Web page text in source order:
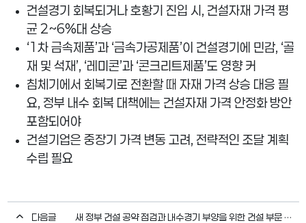
건설경기 회복되거나 호황기 진입 시, 건설자재 가격 평
균 2~6%대 상승
‘1 차 금속제품’과‘금속가공제품’이 건설경기에 민감, ‘골
재 및 석재’, ‘레미콘’과‘콘크리트제품’도 영향 커
침체기에서 회복기로 전환할 때 자재 가격 상승 대응 필
요, 정부 내수 회복 대책에는 건설자재 가격 안정화 방안
포함되어야
건설기업은 중장기 가격 변동 고려, 전략적인 조달 계획
수립 필요
다음글 새 정부 건설 공약 점검과 내수경기 부양을 위한 건설 부문 단기 활력 대책 제언(CERIK 하이라이트 2025-04호)